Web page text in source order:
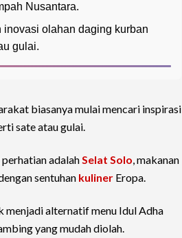
Nusantara.
inovasi olahan daging kurban
gulai.
biasanya mulai mencari inspirasi
sate atau gulai.
adalahSelat Solo, makanan
sentuhan kuliner Eropa.
menjadi alternatif menu Idul Adha
yang mudah diolah.